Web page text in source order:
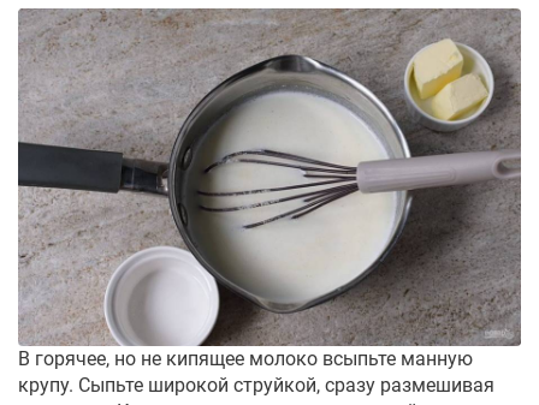
В горячее, но не кипящее молоко всыпьте манную
крупу. Сыпьте широкой струйкой, сразу размешивая